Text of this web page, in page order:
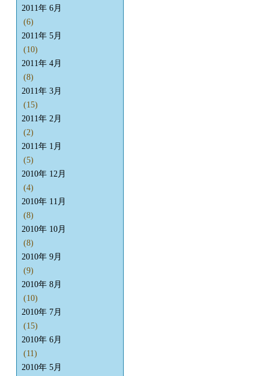
2011年 6月
(6)
2011年 5月
(10)
2011年 4月
(8)
2011年 3月
(15)
2011年 2月
(2)
2011年 1月
(5)
2010年 12月
(4)
2010年 11月
(8)
2010年 10月
(8)
2010年 9月
(9)
2010年 8月
(10)
2010年 7月
(15)
2010年 6月
(11)
2010年 5月